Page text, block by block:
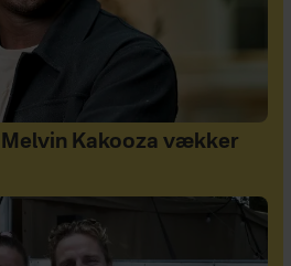
Kakooza vækker